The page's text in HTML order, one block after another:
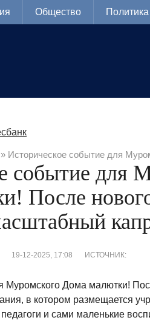
Общество Политика
» Историческое событие для
событие для
После
19-12-2025, 17:08 ИСТОЧНИК:
Муромского Дома малютки!
в котором размещается
и сами маленькие